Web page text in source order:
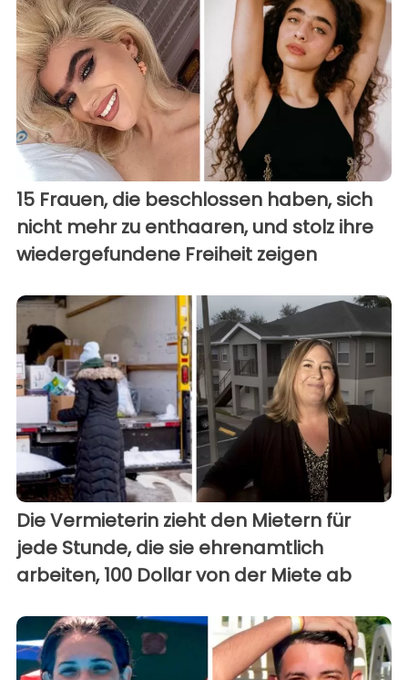
15 Frauen, die beschlossen haben, sich
nicht mehr zu enthaaren, und stolz ihre
wiedergefundene Freiheit zeigen
Die Vermieterin zieht den Mietern für
jede Stunde, die sie ehrenamtlich
arbeiten, 100 Dollar von der Miete ab